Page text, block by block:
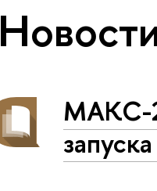
МАКС-